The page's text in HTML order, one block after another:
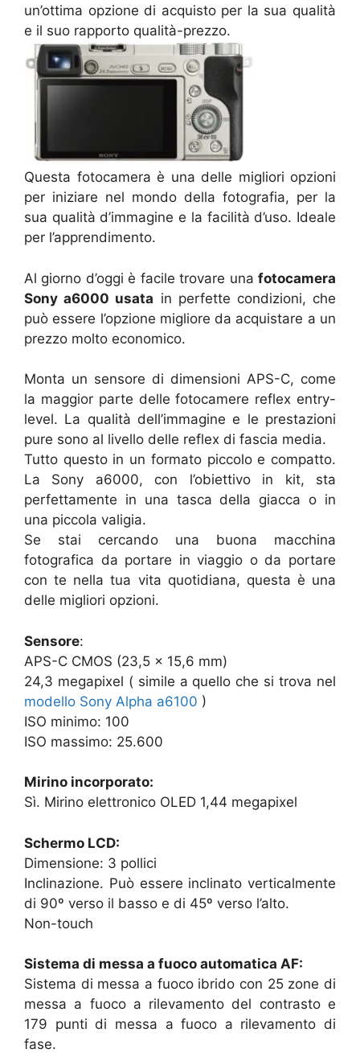
un’ottima opzione di acquisto per la sua qualità
e il suo rapporto qualità-prezzo.
Questa fotocamera è una delle migliori opzioni
per iniziare nel mondo della fotografia, per la
sua qualità d’immagine e la facilità d’uso. Ideale
per l’apprendimento.
Al giorno d’oggi è facile trovare una fotocamera
Sony a6000 usata in perfette condizioni, che
può essere l’opzione migliore da acquistare a un
prezzo molto economico.
Monta un sensore di dimensioni APS-C, come
la maggior parte delle fotocamere reflex entry-
level. La qualità dell’immagine e le prestazioni
pure sono al livello delle reflex di fascia media.
Tutto questo in un formato piccolo e compatto.
La Sony a6000, con l’obiettivo in kit, sta
perfettamente in una tasca della giacca o in
una piccola valigia.
Se stai cercando una buona macchina
fotografica da portare in viaggio o da portare
con te nella tua vita quotidiana, questa è una
delle migliori opzioni.
Sensore:
APS-C CMOS (23,5 x 15,6 mm)
24,3 megapixel ( simile a quello che si trova nel
modello Sony Alpha a6100 )
ISO minimo: 100
ISO massimo: 25.600
Mirino incorporato:
Sì. Mirino elettronico OLED 1,44 megapixel
Schermo LCD:
Dimensione: 3 pollici
Inclinazione. Può essere inclinato verticalmente
di 90º verso il basso e di 45º verso l’alto.
Non-touch
Sistema di messa a fuoco automatica AF:
Sistema di messa a fuoco ibrido con 25 zone di
messa a fuoco a rilevamento del contrasto e
179 punti di messa a fuoco a rilevamento di
fase.